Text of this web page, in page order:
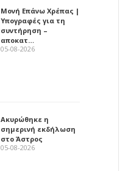
Μονή Επάνω Χρέπας |
Υπογραφές για τη
συντήρηση –
αποκατ…
05-08-2026
Ακυρώθηκε η
σημερινή εκδήλωση
στο Άστρος
05-08-2026